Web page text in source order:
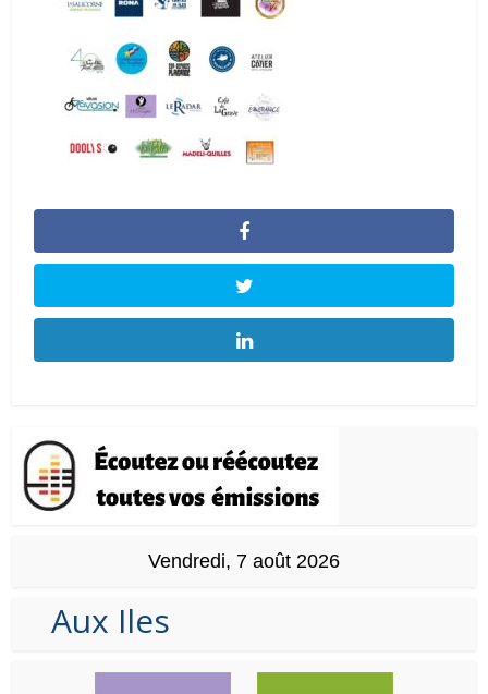
Vendredi, 7 août 2026
Aux Iles